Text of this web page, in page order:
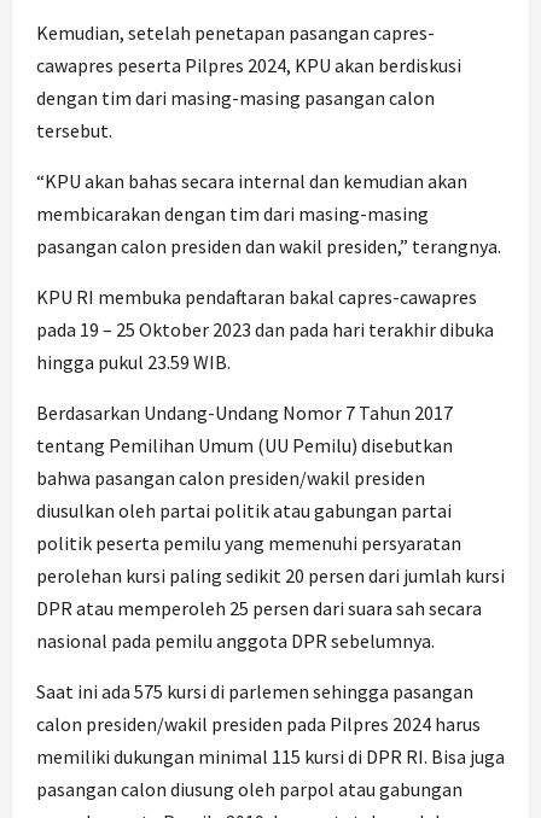
Kemudian, setelah penetapan pasangan capres-
cawapres peserta Pilpres 2024, KPU akan berdiskusi
dengan tim dari masing-masing pasangan calon
tersebut.
“KPU akan bahas secara internal dan kemudian akan
membicarakan dengan tim dari masing-masing
pasangan calon presiden dan wakil presiden,” terangnya.
KPU RI membuka pendaftaran bakal capres-cawapres
pada 19 – 25 Oktober 2023 dan pada hari terakhir dibuka
hingga pukul 23.59 WIB.
Berdasarkan Undang-Undang Nomor 7 Tahun 2017
tentang Pemilihan Umum (UU Pemilu) disebutkan
bahwa pasangan calon presiden/wakil presiden
diusulkan oleh partai politik atau gabungan partai
politik peserta pemilu yang memenuhi persyaratan
perolehan kursi paling sedikit 20 persen dari jumlah kursi
DPR atau memperoleh 25 persen dari suara sah secara
nasional pada pemilu anggota DPR sebelumnya.
Saat ini ada 575 kursi di parlemen sehingga pasangan
calon presiden/wakil presiden pada Pilpres 2024 harus
memiliki dukungan minimal 115 kursi di DPR RI. Bisa juga
pasangan calon diusung oleh parpol atau gabungan